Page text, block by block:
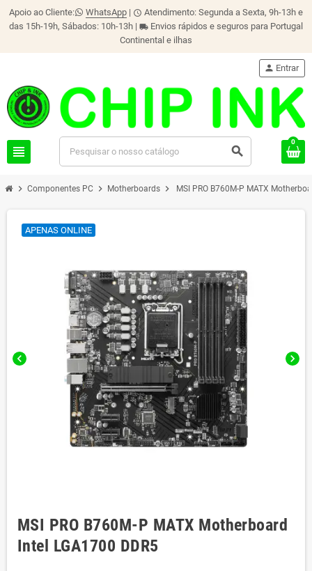
Apoio ao Cliente: WhatsApp | schedule Atendimento: Segunda a Sexta, 9h-13h e
das 15h-19h, Sábados: 10h-13h | local_shipping Envios rápidos e seguros para Portugal
Continental e ilhas
view_headline search
person Entrar
0
chevron_right Componentes PC chevron_right Motherboards chevron_right MSI PRO B760M-P MATX
chevron_left chevron_right
APENAS ONLINE
MSI PRO B760M-P MATX Motherboard
Intel LGA1700 DDR5